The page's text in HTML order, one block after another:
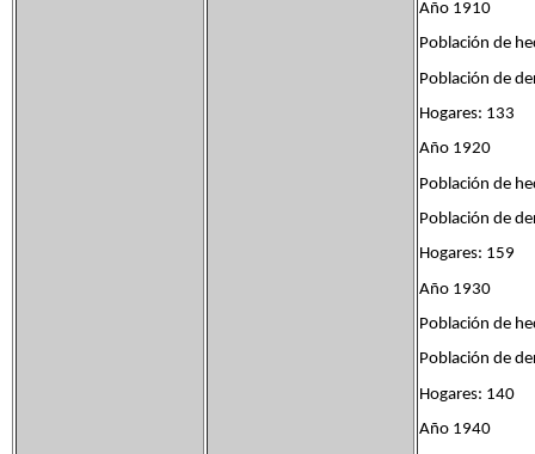
Año 1910
Población de
Población de
Hogares: 133
Año 1920
Población de
Población de
Hogares: 159
Año 1930
Población de
Población de
Hogares: 140
Año 1940